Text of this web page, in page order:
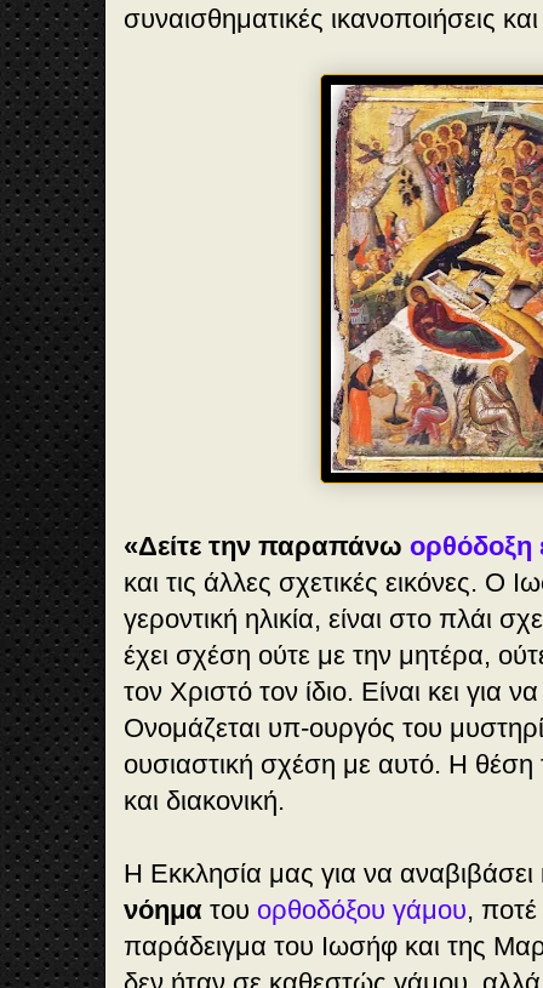
συναισθηματικές ικανοποιήσεις
«Δείτε την παραπάνω ορθόδοξη
και τις άλλες σχετικές εικόνες. Ο
γεροντική ηλικία, είναι στο πλάι
έχει σχέση ούτε με την μητέρα,
τον Χριστό τον ίδιο. Είναι κει για
Ονομάζεται υπ-ουργός του
ουσιαστική σχέση με αυτό. Η θέση
και διακονική.
Η Εκκλησία μας για να αναβιβάσει
νόημα του ορθοδόξου γάμου,
παράδειγμα του Ιωσήφ και της